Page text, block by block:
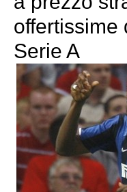
offertissime
Serie A